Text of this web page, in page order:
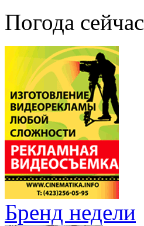
Погода сейчас
Бренд недели